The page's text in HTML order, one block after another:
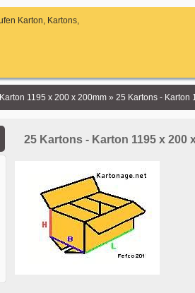
Karton 1195 x 200 x 200mm» 25 Kartons - Karton
25 Kartons - Karton 1195 x 200